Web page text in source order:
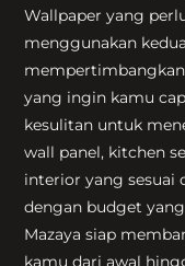
Wallpaper yang
menggunakan
yang ingin kamu
kesulitan untuk
wall panel, kitchen
interior yang sesuai
dengan budget
Mazaya siap
kamu dari awal